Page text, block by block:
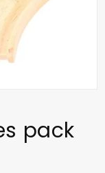
pack